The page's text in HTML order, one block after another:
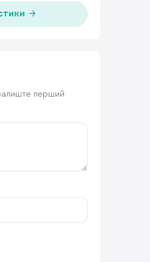
перший